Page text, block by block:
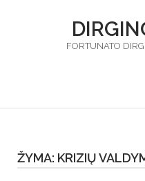
FORTUNATO
ŽYMA: KRIZIŲ